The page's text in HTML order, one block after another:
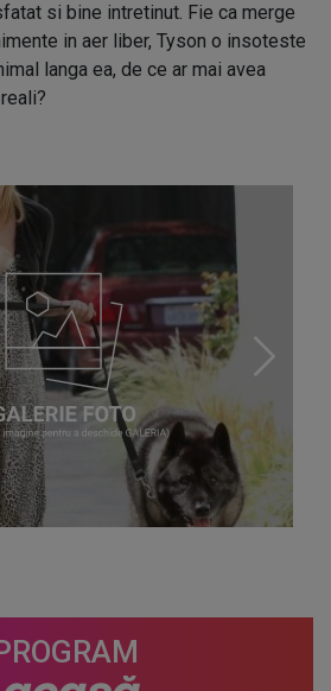
si bine intretinut. Fie ca merge
in aer liber, Tyson o insoteste
langa ea, de ce ar mai avea